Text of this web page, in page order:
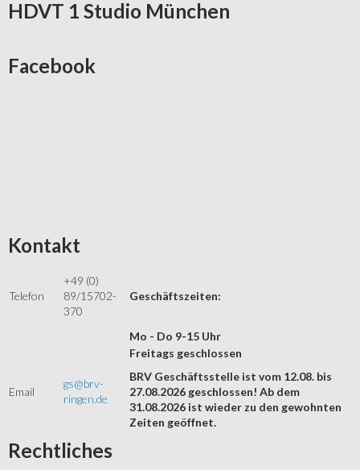
HDVT 1 Studio München
Facebook
Kontakt
Telefon
+49 (0)
89/15702-
370
Geschäftszeiten:
Mo - Do 9-15 Uhr
Email
gs@brv-
ringen.de
Freitags geschlossen
BRV Geschäftsstelle ist vom 12.08. bis
27.08.2026 geschlossen! Ab dem
31.08.2026 ist wieder zu den gewohnten
Zeiten geöffnet.
Rechtliches